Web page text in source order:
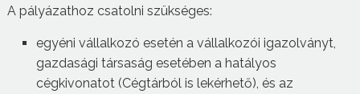
A pályázathoz csatolni szükséges:
egyéni vállalkozó esetén a vállalkozói igazolványt,
gazdasági társaság esetében a hatályos
cégkivonatot (Cégtárból is lekérhető), és az